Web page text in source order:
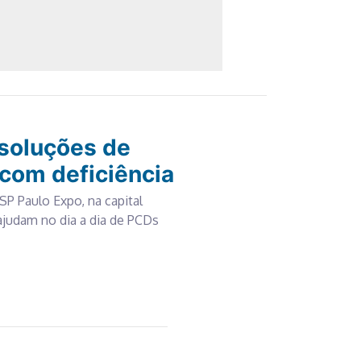
de
deficiência
Paulo Expo, na capital
no dia a dia de PCDs